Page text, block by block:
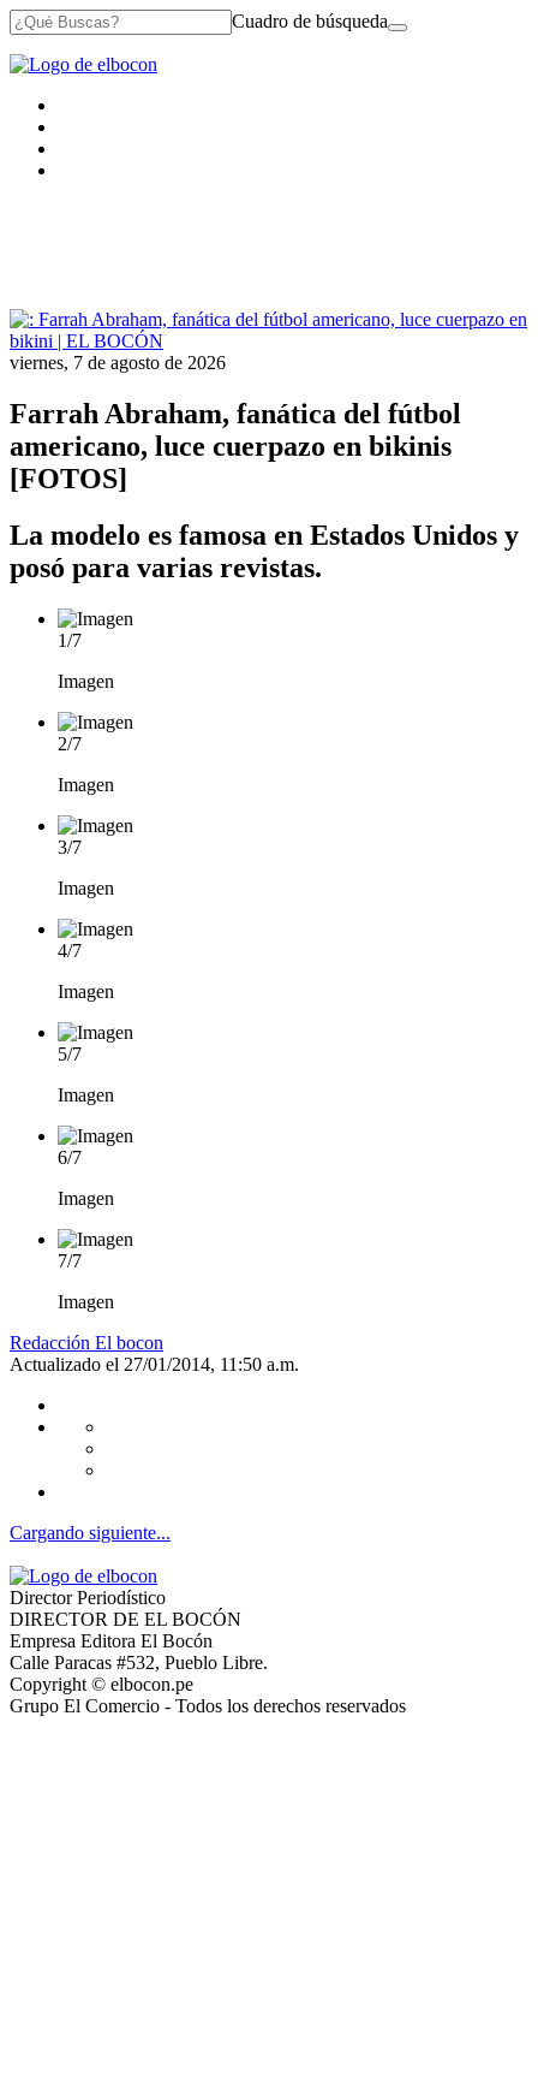
Cuadro de búsqueda
viernes, 7 de agosto de 2026
Farrah Abraham, fanática del fútbol
americano, luce cuerpazo en bikinis
[FOTOS]
La modelo es famosa en Estados Unidos y
posó para varias revistas.
1/7
Imagen
2/7
Imagen
3/7
Imagen
4/7
Imagen
5/7
Imagen
6/7
Imagen
7/7
Imagen
Redacción El bocon
Actualizado el 27/01/2014, 11:50 a.m.
Cargando siguiente...
Director Periodístico
DIRECTOR DE EL BOCÓN
Empresa Editora El Bocón
Calle Paracas #532, Pueblo Libre.
Copyright © elbocon.pe
Grupo El Comercio - Todos los derechos reservados